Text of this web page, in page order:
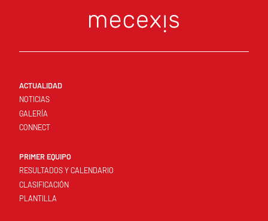
ACTUALIDAD
NOTICIAS
GALERÍA
CONNECT
PRIMER EQUIPO
RESULTADOS Y CALENDARIO
CLASIFICACIÓN
PLANTILLA